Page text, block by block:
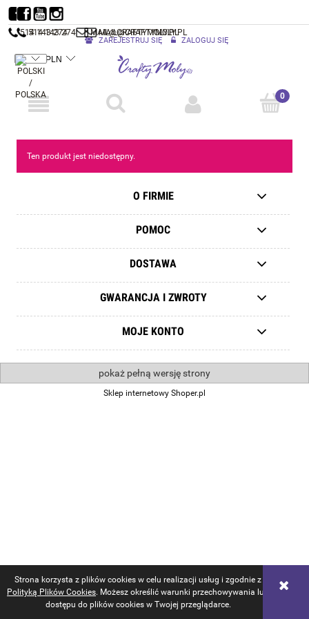
Strona korzysta z plików cookies w celu realizacji usług i zgodnie z
Polityką Plików Cookies. Możesz określić warunki przechowywania lub
dostępu do plików cookies w Twojej przeglądarce.
514 143 274 MAIL@CRAFTYMOLY.PL
ZAREJESTRUJ SIĘ ZALOGUJ SIĘ
514 143 274 MAIL@CRAFTYMOLY.PL
Ten produkt jest niedostępny.
O FIRMIE
POMOC
DOSTAWA
GWARANCJA I ZWROTY
MOJE KONTO
pokaż pełną wersję strony
Sklep internetowy Shoper.pl